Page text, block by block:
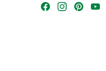
Skip
Y